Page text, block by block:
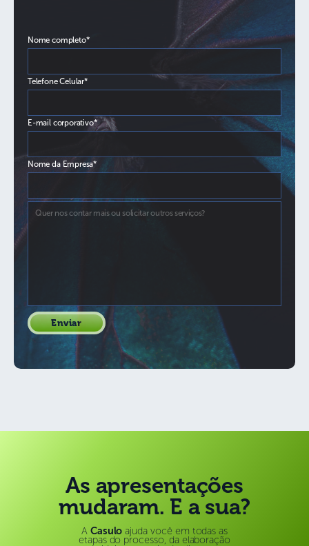
Nome completo*
Telefone Celular*
E-mail corporativo*
Nome da Empresa*
As apresentações
mudaram. E a sua?
A Casulo ajuda você em todas as
etapas do processo, da elaboração